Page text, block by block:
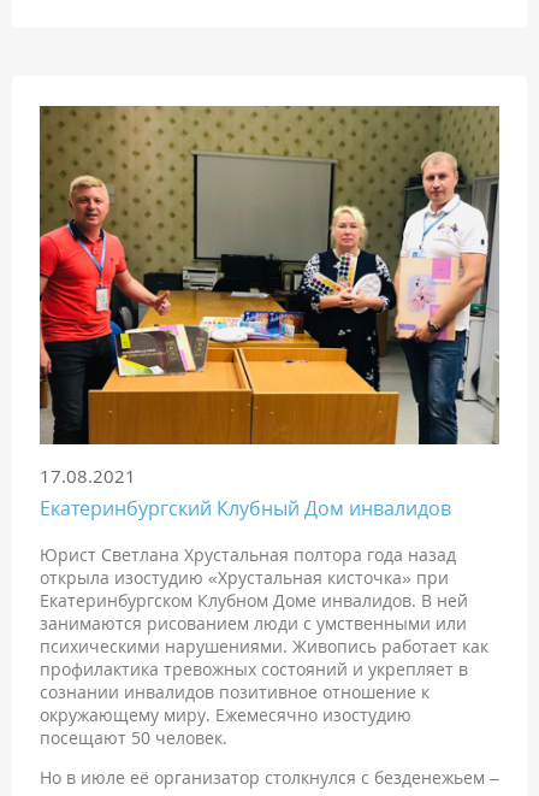
17.08.2021
Екатеринбургский Клубный Дом инвалидов
Юрист Светлана Хрустальная полтора года назад
открыла изостудию «Хрустальная кисточка» при
Екатеринбургском Клубном Доме инвалидов. В ней
занимаются рисованием люди с умственными или
психическими нарушениями. Живопись работает как
профилактика тревожных состояний и укрепляет в
сознании инвалидов позитивное отношение к
окружающему миру. Ежемесячно изостудию
посещают 50 человек.
Но в июле её организатор столкнулся с безденежьем –